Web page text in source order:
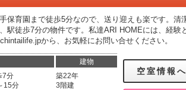
保育園まで徒歩5分なので、送り迎えも楽です。清
駅徒歩7分の物件です。私達ARI HOMEには、経験
から、お気軽にお問い合せください。
建物
7分
15分
築22年
3階建
空室情報へ